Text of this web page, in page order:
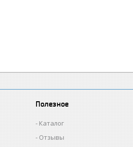
Полезное
Каталог
Отзывы